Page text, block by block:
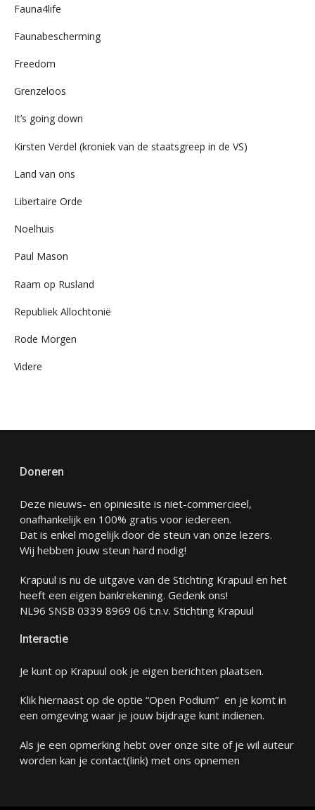
Fauna4life
Faunabescherming
Freedom
Grenzeloos
It’s going down
Kirsten Verdel (kroniek van de staatsgreep in de VS)
Land van ons
Libertaire Orde
Noelhuis
Paul Mason
Raam op Rusland
Republiek Allochtonië
Rode Morgen
Videre
Doneren
Deze nieuws- en opiniesite is niet-commercieel,
onafhankelijk en 100% gratis voor iedereen.
Dat is enkel mogelijk door de steun van onze lezers.
Wij hebben jouw steun hard nodig!
Krapuul is nu de uitgave van de Stichting Krapuul en het
heeft een eigen bankrekening. Gedenk ons!
NL96 SNSB 0339 8969 06 t.n.v. Stichting Krapuul
Interactie
Je kunt op Krapuul ook je eigen berichten plaatsen.
Klik hiernaast op de optie “Open Podium” en je komt in
een omgeving waar je jouw bijdrage kunt indienen.
Als je een opmerking hebt over onze site of je wil auteur
worden kan je contact(link) met ons opnemen